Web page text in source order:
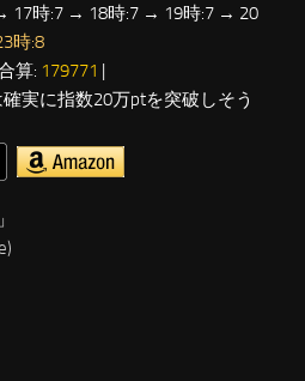
17時:7 → 18時:7 → 19時:7 → 20
時:8
算: 179771 |
実に指数20万ptを突破しそう
」